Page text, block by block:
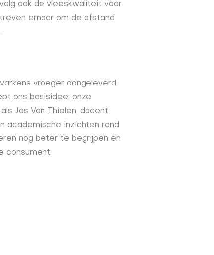
ook de vleeskwaliteit voor
ernaar om de afstand
vroeger aangeleverd
ons basisidee: onze
Jos Van Thielen, docent
academische inzichten rond
nog beter te begrijpen en
consument.